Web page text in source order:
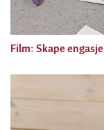
Film: Skape